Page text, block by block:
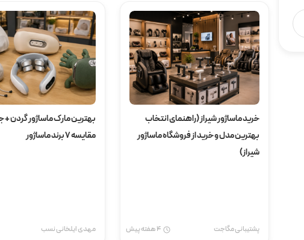
خرید ماساژور شیراز (راهنمای انتخاب
بهترین مدل و خرید از فروشگاه ماساژور
شیراز)
پشتیبانی مگاجت
بهترین مارک ماساژور گردن
مقایسه 7 برند ماساژور
مهدی ایلخانی نسب